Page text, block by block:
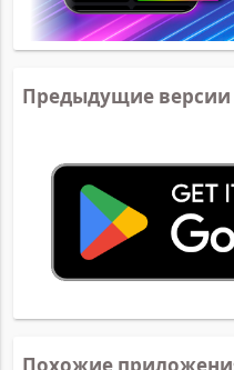
Предыдущие версии
Похожие